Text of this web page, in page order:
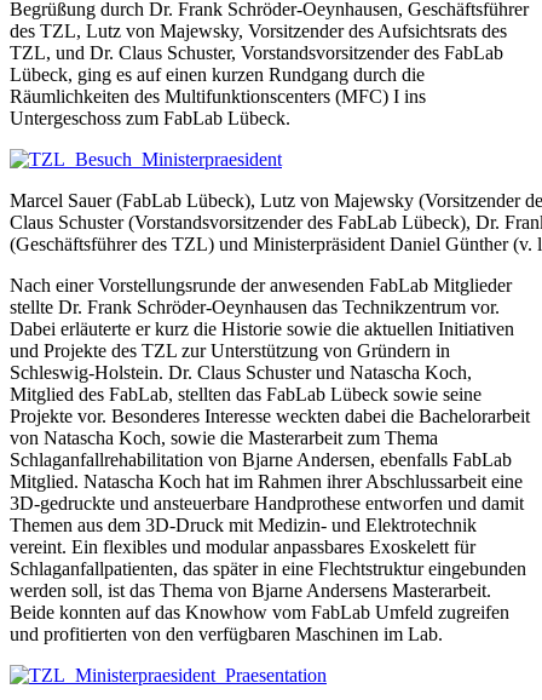
Begrüßung durch Dr. Frank Schröder-Oeynhausen, Geschäftsführer
des TZL, Lutz von Majewsky, Vorsitzender des Aufsichtsrats des
TZL, und Dr. Claus Schuster, Vorstandsvorsitzender des FabLab
Lübeck, ging es auf einen kurzen Rundgang durch die
Räumlichkeiten des Multifunktionscenters (MFC) I ins
Untergeschoss zum FabLab Lübeck.
Marcel Sauer (FabLab Lübeck), Lutz von Majewsky (Vorsitzender
Claus Schuster (Vorstandsvorsitzender des FabLab Lübeck), Dr.
(Geschäftsführer des TZL) und Ministerpräsident Daniel Günther (v.
Nach einer Vorstellungsrunde der anwesenden FabLab Mitglieder
stellte Dr. Frank Schröder-Oeynhausen das Technikzentrum vor.
Dabei erläuterte er kurz die Historie sowie die aktuellen Initiativen
und Projekte des TZL zur Unterstützung von Gründern in
Schleswig-Holstein. Dr. Claus Schuster und Natascha Koch,
Mitglied des FabLab, stellten das FabLab Lübeck sowie seine
Projekte vor. Besonderes Interesse weckten dabei die Bachelorarbeit
von Natascha Koch, sowie die Masterarbeit zum Thema
Schlaganfallrehabilitation von Bjarne Andersen, ebenfalls FabLab
Mitglied. Natascha Koch hat im Rahmen ihrer Abschlussarbeit eine
3D-gedruckte und ansteuerbare Handprothese entworfen und damit
Themen aus dem 3D-Druck mit Medizin- und Elektrotechnik
vereint. Ein flexibles und modular anpassbares Exoskelett für
Schlaganfallpatienten, das später in eine Flechtstruktur eingebunden
werden soll, ist das Thema von Bjarne Andersens Masterarbeit.
Beide konnten auf das Knowhow vom FabLab Umfeld zugreifen
und profitierten von den verfügbaren Maschinen im Lab.